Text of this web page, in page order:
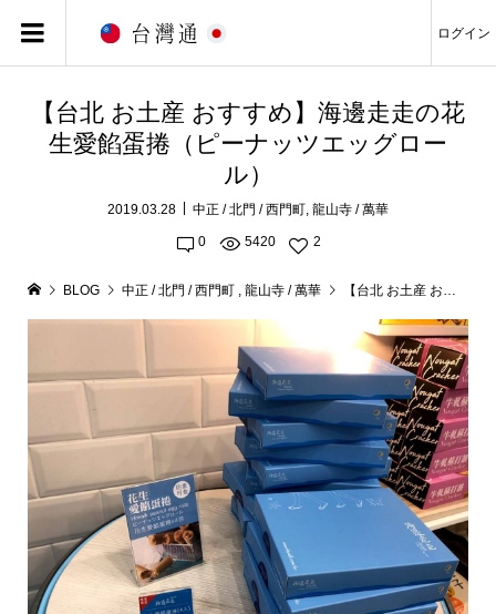
ログイン
【台北 お土産 おすすめ】海邊走走の花
生愛餡蛋捲（ピーナッツエッグロー
ル）
2019.03.28 中正 / 北門 / 西門町, 龍山寺 / 萬華
0 5420 2
BLOG 中正 / 北門 / 西門町 , 龍山寺 / 萬華 【台北 お土産 おすすめ】海邊走走の花生愛餡蛋捲（ピーナッツエッグロール）